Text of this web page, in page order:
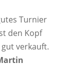
Turnier
den Kopf
verkauft.